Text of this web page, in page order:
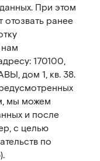
При этом
ранее
170100,
дом 1, кв. 38.
мы можем
и после
с целью
по